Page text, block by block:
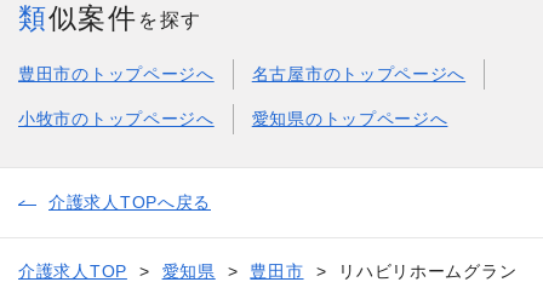
類似案件 を探す
豊田市のトップページへ 名古屋市のトップページへ
小牧市のトップページへ 愛知県のトップページへ
介護求人TOPへ戻る
介護求人TOP 愛知県 豊田市
リハビリホームグラン